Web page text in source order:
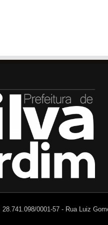
0001-57 - Rua Luiz